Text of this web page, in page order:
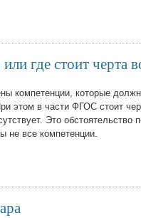
или где стоит
компетенции, которые
этом в части ФГОС стоит
Это обстоятельство
не все компетенции.